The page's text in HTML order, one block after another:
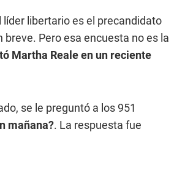
líder libertario es el precandidato
Pero esa encuesta no es la
Martha Reale en un reciente
se le preguntó a los 951
mañana?. La respuesta fue